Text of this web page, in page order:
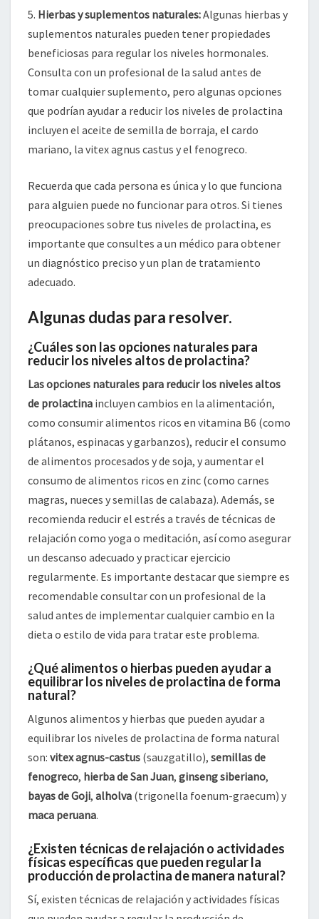
5. Hierbas y suplementos naturales:Algunas hierbas y
suplementos naturales pueden tener propiedades
beneficiosas para regular los niveles hormonales.
Consulta con un profesional de la salud antes de
tomar cualquier suplemento, pero algunas opciones
que podrían ayudar a reducir los niveles de prolactina
incluyen el aceite de semilla de borraja, el cardo
mariano, la vitex agnus castus y el fenogreco.
Recuerda que cada persona es única y lo que funciona
para alguien puede no funcionar para otros. Si tienes
preocupaciones sobre tus niveles de prolactina, es
importante que consultes a un médico para obtener
un diagnóstico preciso y un plan de tratamiento
adecuado.
Algunas dudas para resolver.
¿Cuáles son las opciones naturales para
reducir los niveles altos de prolactina?
Las opciones naturales para reducir los niveles altos
de prolactina incluyen cambios en la alimentación,
como consumir alimentos ricos en vitamina B6 (como
plátanos, espinacas y garbanzos), reducir el consumo
de alimentos procesados y de soja, y aumentar el
consumo de alimentos ricos en zinc (como carnes
magras, nueces y semillas de calabaza). Además, se
recomienda reducir el estrés a través de técnicas de
relajación como yoga o meditación, así como asegurar
un descanso adecuado y practicar ejercicio
regularmente. Es importante destacar que siempre es
recomendable consultar con un profesional de la
salud antes de implementar cualquier cambio en la
dieta o estilo de vida para tratar este problema.
¿Qué alimentos o hierbas pueden ayudar a
equilibrar los niveles de prolactina de forma
natural?
Algunos alimentos y hierbas que pueden ayudar a
equilibrar los niveles de prolactina de forma natural
son: vitex agnus-castus (sauzgatillo), semillas de
fenogreco, hierba de San Juan, ginseng siberiano,
bayas de Goji, alholva (trigonella foenum-graecum) y
maca peruana.
¿Existen técnicas de relajación o actividades
físicas específicas que pueden regular la
producción de prolactina de manera natural?
Sí, existen técnicas de relajación y actividades físicas